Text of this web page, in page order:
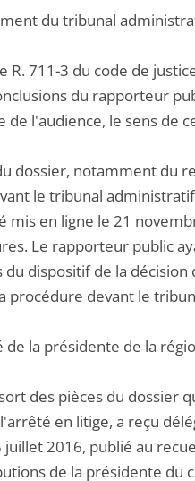
du tribunal
R. 711-3 du code de
du rapporteur
de l'audience, le sens de
dossier, notamment du
le tribunal
mis en ligne le 21
Le rapporteur public
du dispositif de la
procédure devant le
de la présidente de la
des pièces du dossier
en litige, a reçu
juillet 2016, publié au
de la présidente du